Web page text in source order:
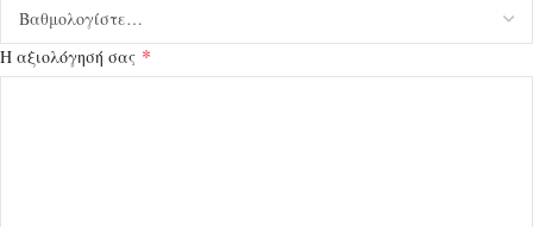
Η αξιολόγησή σας *